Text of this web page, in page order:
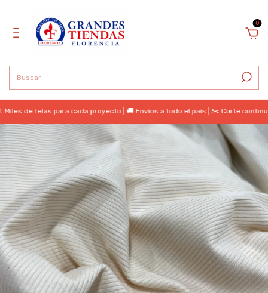
0
telas para cada proyecto | 🚚 Envíos a todo el país | ✂️ Corte continuo |